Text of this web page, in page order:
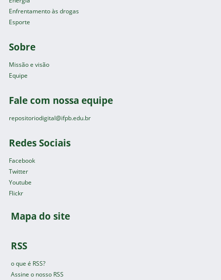
Enfrentamento às drogas
Esporte
Sobre
Missão e visão
Equipe
Fale com nossa equipe
repositoriodigital@ifpb.edu.br
Redes Sociais
Facebook
Twitter
Youtube
Flickr
Mapa do site
RSS
o que é RSS?
Assine o nosso RSS